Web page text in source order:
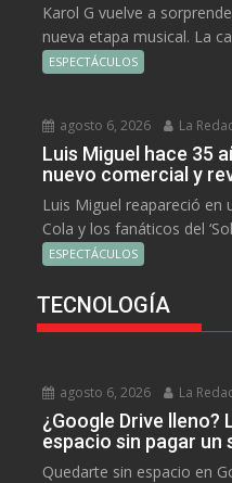
Karol G vuelve a
nueva etapa musical. La
ESPECTÁCULOS
agosto 6, 2026 La
Luis Miguel hace 35
nuevo comercial y
Luis Miguel reapareció en
Cola y los fanáticos del
ESPECTÁCULOS
TECNOLOGÍA
agosto 6, 2026 La
¿Google Drive
espacio sin pagar un
Quedarte sin espacio en